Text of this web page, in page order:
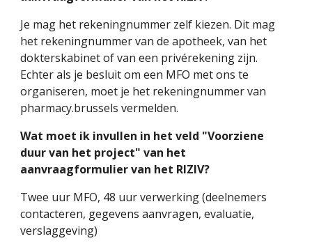
Je mag het rekeningnummer zelf kiezen. Dit mag
het rekeningnummer van de apotheek, van het
dokterskabinet of van een privérekening zijn.
Echter als je besluit om een MFO met ons te
organiseren, moet je het rekeningnummer van
pharmacy.brussels vermelden.
Wat moet ik invullen in het veld "Voorziene
duur van het project" van het
aanvraagformulier van het RIZIV?
Twee uur MFO, 48 uur verwerking (deelnemers
contacteren, gegevens aanvragen, evaluatie,
verslaggeving)